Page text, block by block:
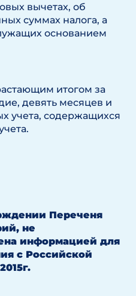
вычетах, об
суммах налога, а
основанием
итогом за
девять месяцев и
учета, содержащихся
Переченя
не
информацией для
с Российской